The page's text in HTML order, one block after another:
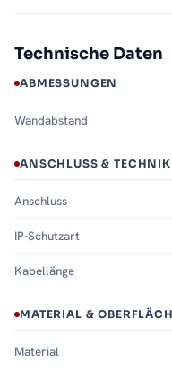
Technische Daten
ABMESSUNGEN
Wandabstand
ANSCHLUSS & TECHNIK
Anschluss
IP-Schutzart
Kabellänge
MATERIAL &
Material